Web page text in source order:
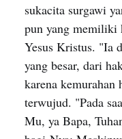
sukacita surgawi
pun yang memiliki
Yesus Kristus. "Ia
yang besar, dari
karena kemurahan
terwujud. "Pada
Mu, ya Bapa,